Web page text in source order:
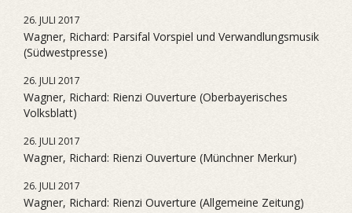
26. JULI 2017
Wagner, Richard: Parsifal Vorspiel und Verwandlungsmusik
(Südwestpresse)
26. JULI 2017
Wagner, Richard: Rienzi Ouverture (Oberbayerisches
Volksblatt)
26. JULI 2017
Wagner, Richard: Rienzi Ouverture (Münchner Merkur)
26. JULI 2017
Wagner, Richard: Rienzi Ouverture (Allgemeine Zeitung)